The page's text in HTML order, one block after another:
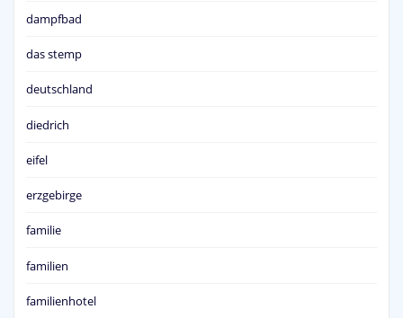
dampfbad
das stemp
deutschland
diedrich
eifel
erzgebirge
familie
familien
familienhotel